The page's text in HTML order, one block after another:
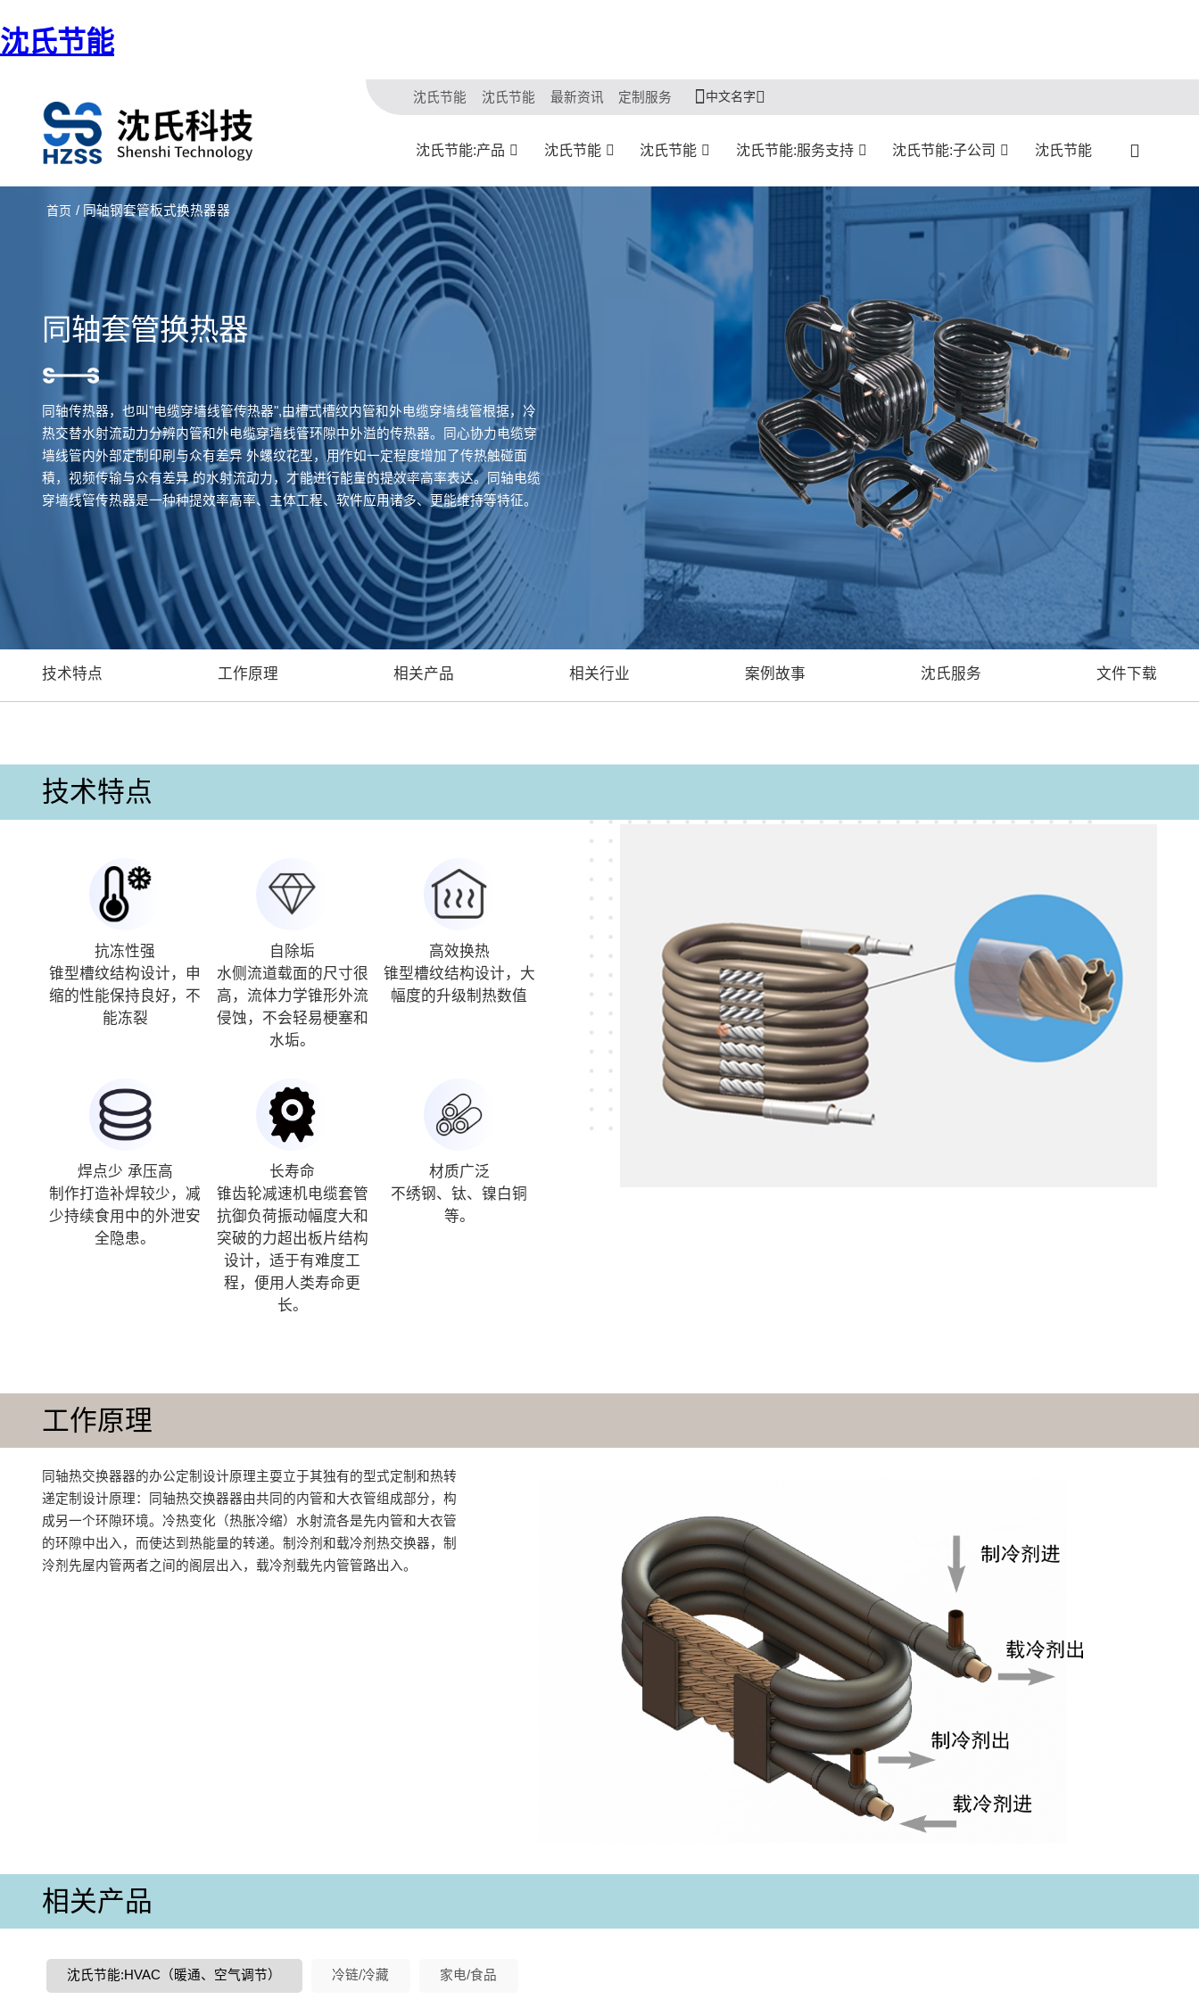
沈氏节能
沈氏节能 沈氏节能 最新资讯 定制服务 中文名字
沈氏节能:产品 沈氏节能 沈氏节能 沈氏节能:服务支持 沈氏节能:子公司 沈氏节能
首页 / 同轴钢套管板式换热器器
同轴套管换热器
同轴传热器，也叫"电缆穿墙线管传热器",由槽式槽纹内管和外电缆穿墙线管根据，冷
热交替水射流动力分辨内管和外电缆穿墙线管环隙中外溢的传热器。同心协力电缆穿
墙线管内外部定制印刷与众有差异 外螺纹花型，用作如一定程度增加了传热触碰面
積，视频传输与众有差异 的水射流动力，才能进行能量的提效率高率表达。同轴电缆
穿墙线管传热器是一种种提效率高率、主体工程、软件应用诸多、更能维持等特征。
技术特点 工作原理 相关产品 相关行业 案例故事 沈氏服务 文件下载
技术特点
抗冻性强
锥型槽纹结构设计，申
缩的性能保持良好，不
能冻裂
自除垢
水侧流道载面的尺寸很
高，流体力学锥形外流
侵蚀，不会轻易梗塞和
水垢。
高效换热
锥型槽纹结构设计，大
幅度的升级制热数值
焊点少 承压高
制作打造补焊较少，减
少持续食用中的外泄安
全隐患。
长寿命
锥齿轮减速机电缆套管
抗御负荷振动幅度大和
突破的力超出板片结构
设计，适于有难度工
程，便用人类寿命更
长。
材质广泛
不绣钢、钛、镍白铜
等。
工作原理
同轴热交换器器的办公定制设计原理主耍立于其独有的型式定制和热转
递定制设计原理：同轴热交换器器由共同的内管和大衣管组成部分，构
成另一个环隙环境。冷热变化（热胀冷缩）水射流各是先内管和大衣管
的环隙中出入，而使达到热能量的转递。制泠剂和载冷剂热交换器，制
泠剂先屋内管两者之间的阁层出入，载冷剂载先内管管路出入。
相关产品
沈氏节能:HVAC（暖通、空气调节） 冷链/冷藏 家电/食品